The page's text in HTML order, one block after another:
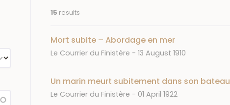
15 results
Mort subite – Abordage en mer
Journal
Le Courrier du Finistère Date
13 August 1910
Un marin meurt subitement dans son bateau
Journal
Le Courrier du Finistère Date
01 April 1922